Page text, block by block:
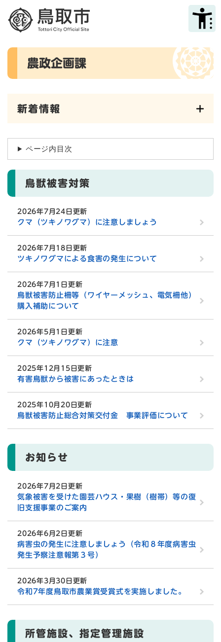
メニューを飛ばして本文へ
本
農政企画課
新着情報
ページ内目次
鳥獣被害対策
2026年7月24日更新
クマ（ツキノワグマ）に注意しましょう
2026年7月18日更新
ツキノワグマによる食害の発生について
2026年7月1日更新
鳥獣被害防止柵等（ワイヤーメッシュ、電気柵他）
購入補助について
2026年5月1日更新
クマ（ツキノワグマ）に注意
2025年12月15日更新
有害鳥獣から被害にあったときは
2025年10月20日更新
鳥獣被害防止総合対策交付金 事業評価について
お知らせ
2026年7月2日更新
気象被害を受けた園芸ハウス・果樹（樹帯）等の復
旧支援事業のご案内
2026年6月2日更新
病害虫の発生に注意しましょう（令和８年度病害虫
発生予察注意報第３号）
2026年3月30日更新
令和7年度鳥取市農業賞受賞式を実施しました。
所管施設、指定管理施設